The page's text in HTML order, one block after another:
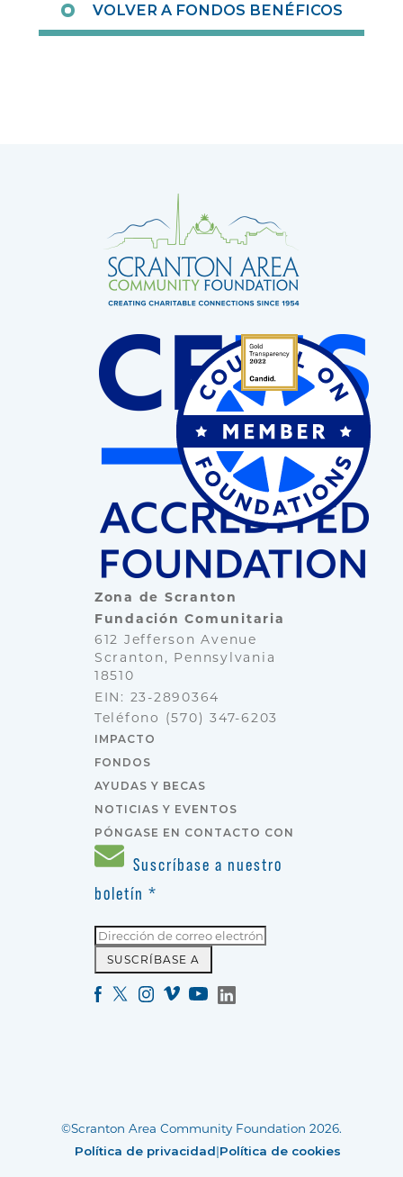
VOLVER A FONDOS BENÉFICOS
Zona de Scranton
Fundación Comunitaria
612 Jefferson Avenue
Scranton, Pennsylvania
18510
EIN: 23-2890364
Teléfono (570) 347-6203
IMPACTO
FONDOS
AYUDAS Y BECAS
NOTICIAS Y EVENTOS
PÓNGASE EN CONTACTO CON
Suscríbase a nuestro
boletín *
©Scranton Area Community Foundation 2026.
Política de privacidad|Política de cookies